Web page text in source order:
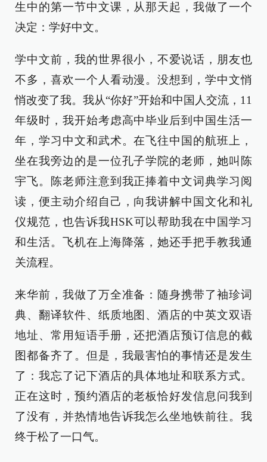
生中的第一节中文课，从那天起，我做了一个
决定：学好中文。
学中文前，我的世界很小，不爱说话，朋友也
不多，喜欢一个人看动漫。没想到，学中文悄
悄改变了我。我从“你好”开始和中国人交流，11
年级时，我开始考虑高中毕业后到中国生活一
年，学习中文和武术。在飞往中国的航班上，
坐在我旁边的是一位孔子学院的老师，她叫陈
宇飞。陈老师注意到我正捧着中文词典学习阅
读，便主动介绍自己，向我讲解中国文化和礼
仪规范，也告诉我HSK可以帮助我在中国学习
和生活。飞机在上海降落，她还手把手教我通
关流程。
来华前，我做了万全准备：随身携带了袖珍词
典、翻译软件、纸质地图、酒店的中英文双语
地址、常用短语手册，还把酒店预订信息的截
图都备齐了。但是，我最害怕的事情还是发生
了：我忘了记下酒店的具体地址和联系方式。
正在这时，预约酒店的老板恰好发信息问我到
了没有，并热情地告诉我怎么坐地铁前往。我
终于松了一口气。